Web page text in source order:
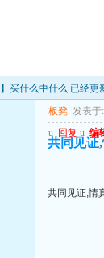
买什么中什么 已经更
板凳 发表于
u 回复 u 编
共同见证
共同见证,情